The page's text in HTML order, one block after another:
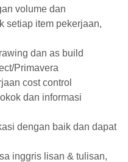
volume dan
setiap item pekerjaan,
dan as build
Primavera
cost control
dan informasi
dengan baik dan dapat
inggris lisan & tulisan,